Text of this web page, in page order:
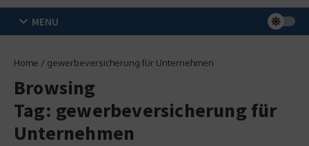
MENU
Home / gewerbeversicherung für Unternehmen
Browsing
Tag: gewerbeversicherung für
Unternehmen